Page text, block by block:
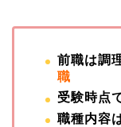
前職は調
職
受験時点
職種内容